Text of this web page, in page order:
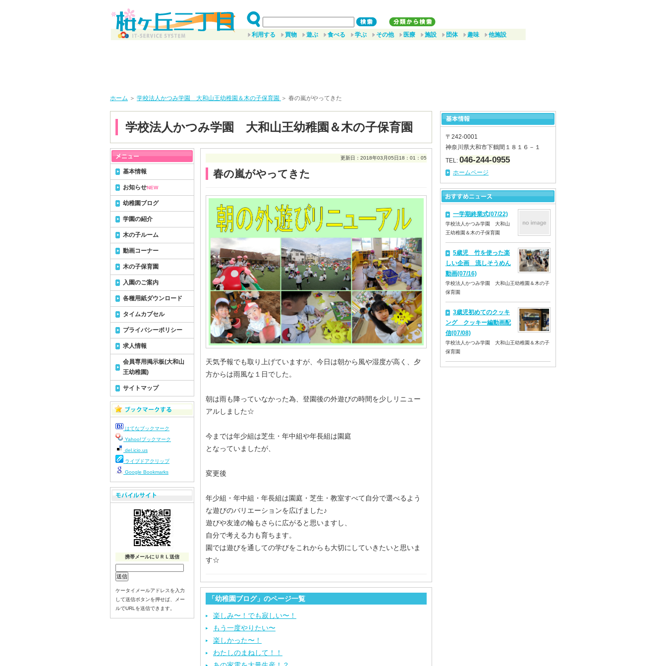
利用する 買物 遊ぶ 食べる 学ぶ その他 医療 施設 団体 趣味 他施設
ホーム ＞ 学校法人かつみ学園 大和山王幼稚園＆木の子保育園 ＞ 春の嵐がやってきた
学校法人かつみ学園 大和山王幼稚園＆木の子保育園
更新日：2018年03月05日18：01：05
春の嵐がやってきた
天気予報でも取り上げていますが、今日は朝から風や湿度が高く、夕
方からは雨風な１日でした。
朝は雨も降っていなかった為、登園後の外遊びの時間を少しリニュー
アルしました☆
今までは年少組は芝生・年中組や年長組は園庭
となっていましたが、
変更後
年少組・年中組・年長組は園庭・芝生・教室すべて自分で選べるよう
な遊びのバリエーションを広げました♪
遊びや友達の輪もさらに広がると思いますし、
自分で考える力も育ちます。
園では遊びを通しての学びをこれからも大切にしていきたいと思いま
す☆
「幼稚園ブログ」のページ一覧
楽しみ〜！でも寂しい〜！
もう一度やりたい〜
楽しかった〜！
わたしのまねして！！
基本情報
お知らせNEW
幼稚園ブログ
学園の紹介
木の子ルーム
動画コーナー
木の子保育園
入園のご案内
各種用紙ダウンロード
タイムカプセル
プライバシーポリシー
求人情報
会員専用掲示板(大和山
王幼稚園)
サイトマップ
はてなブックマーク
Yahoo!ブックマーク
del.icio.us
ライブドアクリップ
Google Bookmarks
携帯メールにＵＲＬ送信
ケータイメールアドレスを入力
して送信ボタンを押せば、メー
ルでURLを送信できます。
〒242-0001
神奈川県大和市下鶴間１８１６－１
TEL: 046-244-0955
ホームページ
一学期終業式(07/22)
学校法人かつみ学園 大和山
王幼稚園＆木の子保育園
5歳児 竹を使った楽
しい企画 流しそうめん
動画(07/16)
学校法人かつみ学園 大和山王幼稚園＆木の子
保育園
3歳児初めてのクッキ
ング クッキー編動画配
信(07/08)
学校法人かつみ学園 大和山王幼稚園＆木の子
保育園